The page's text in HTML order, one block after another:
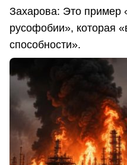
Захарова: Это пример
русофобии», которая
способности».